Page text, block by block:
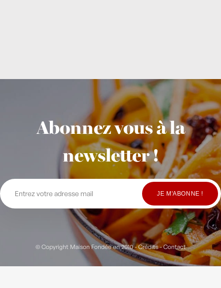
Abonnez vous à la
newsletter !
© Copyright Maison Fondée en 2010-Crédits-Contact